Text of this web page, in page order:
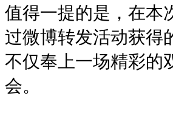
值得一提的是，在本
过微博转发活动获得
不仅奉上一场精彩的
会。